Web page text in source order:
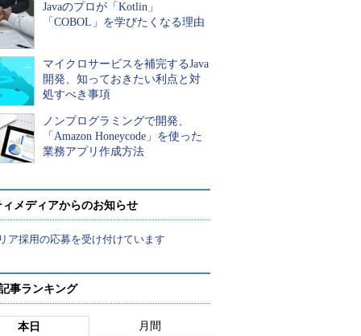
Javaのプロが「Kotlin」
「COBOL」を学びたくなる理由
マイクロサービスを補完するJava
開発、知っておきたい利点と対
処すべき事項
ノンプログラミングで開発、
「Amazon Honeycode」を使った
業務アプリ作成方法
メディアからのお知らせ
ア採用の応募を受け付けています
事ランキング
本日 月間